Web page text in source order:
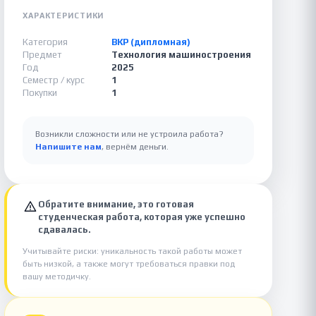
ХАРАКТЕРИСТИКИ
Категория
ВКР (дипломная)
Предмет
Технология машиностроения
Год
2025
Семестр / курс
1
Покупки
1
Возникли сложности или не устроила работа?
Напишите нам, вернём деньги.
Обратите внимание, это готовая
студенческая работа, которая уже успешно
сдавалась.
Учитывайте риски: уникальность такой работы может
быть низкой, а также могут требоваться правки под
вашу методичку.